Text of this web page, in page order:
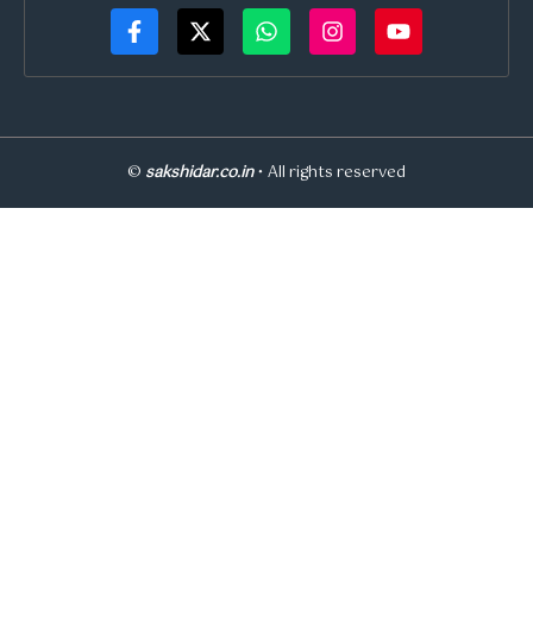
© sakshidar.co.in• All rights reserved